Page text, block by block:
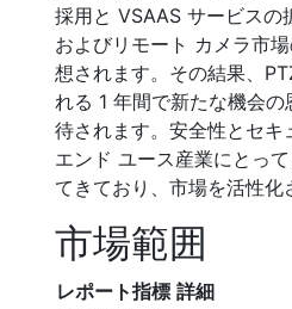
採用と VSAAS サービスの
およびリモート カメラ市
想されます。その結果、
れる 1 年間で新たな機会
待されます。安全性とセキ
エンド ユース産業にとっ
てきており、市場を活性化
市場範囲
レポート指標 詳細